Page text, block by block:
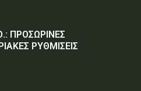
ΠΡΟΣΩΡΙΝΕΣ
ΡΥΘΜΙΣΕΙΣ